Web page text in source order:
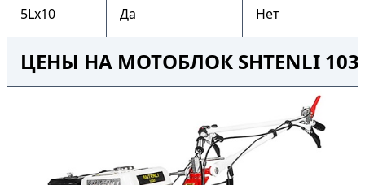
5Lх10 Да Нет
ЦЕНЫ НА МОТОБЛОК SHTENLI